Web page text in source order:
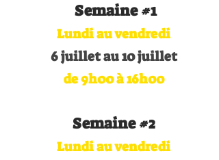
Semaine #1
Lundi au vendredi
6 juillet au 10 juillet
de 9h00 à 16h00
Semaine #2
Lundi au vendredi